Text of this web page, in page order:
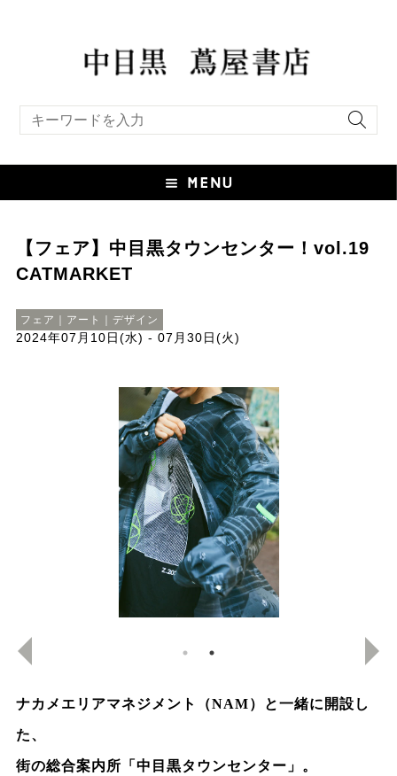
【フェア】中目黒タウンセンター！vol.19
CATMARKET
フェア｜アート｜デザイン
2024年07月10日(水) - 07月30日(火)
ナカメエリアマネジメント（NAM）と一緒に開設し
た、
街の総合案内所「中目黒タウンセンター」。